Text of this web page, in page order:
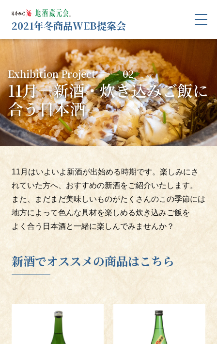
2021年冬商品WEB提案会
Exhibition Project 01
10月―日本酒の日×ぬる燗に合う酒
10月8日そばの日 ×日本酒
Exhibition Project 02
11月―新酒
炊き込みご飯に合う日本酒
Exhibition Project 03
12月―おでん×ワンカップ
鍋×にごり酒・ささにごり酒
中華に合うお酒
List of Sake Brewers
各蔵元のブース
Exhibition Project 02
11月―新酒・炊き込みご飯に
合う日本酒
11月はいよいよ新酒が出始める時期です。楽しみにさ
れていた方へ、おすすめの新酒をご紹介いたします。
また、まだまだ美味しいものがたくさんのこの季節には
地方によって色んな具材を楽しめる炊き込みご飯を
よく合う日本酒と一緒に楽しんでみませんか？
新酒でオススメの商品はこちら